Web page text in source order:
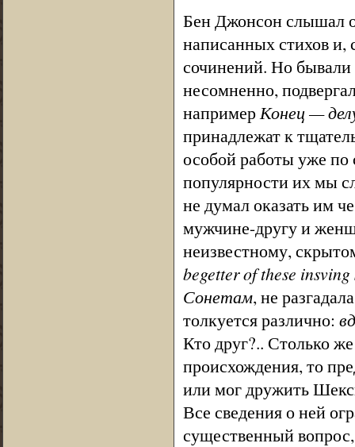
Бен Джонсон слышал
написанных стихов и,
сочинений. Но
несомненно,
например Конец —
принадлежат к
особой работы уже по
популярности их мы
не думал оказать им
мужчине-другу и
неизвестному,
begetter of these insving
Сонетам, не
толкуется различно:
Кто друг?.. Столько
происхождения, то
или мог дружить
Все сведения о ней
существенный